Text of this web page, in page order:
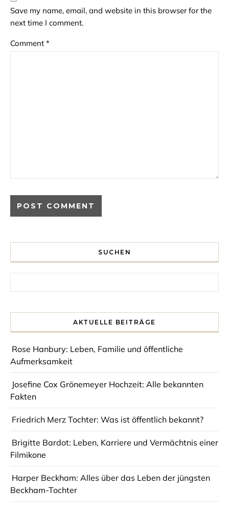
Save my name, email, and website in this browser for the
next time I comment.
Comment *
SUCHEN
AKTUELLE BEITRÄGE
Rose Hanbury: Leben, Familie und öffentliche
Aufmerksamkeit
Josefine Cox Grönemeyer Hochzeit: Alle bekannten
Fakten
Friedrich Merz Tochter: Was ist öffentlich bekannt?
Brigitte Bardot: Leben, Karriere und Vermächtnis einer
Filmikone
Harper Beckham: Alles über das Leben der jüngsten
Beckham-Tochter